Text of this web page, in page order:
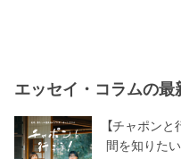
エッセイ・コラムの最
【チャポン
間を知りた